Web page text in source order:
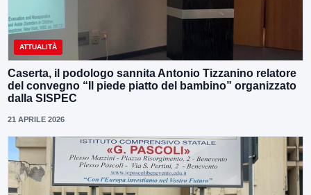
ATTUALITÀ
Caserta, il podologo sannita Antonio Tizzanino relatore
del convegno “Il piede piatto del bambino” organizzato
dalla SISPEC
21 APRILE 2026